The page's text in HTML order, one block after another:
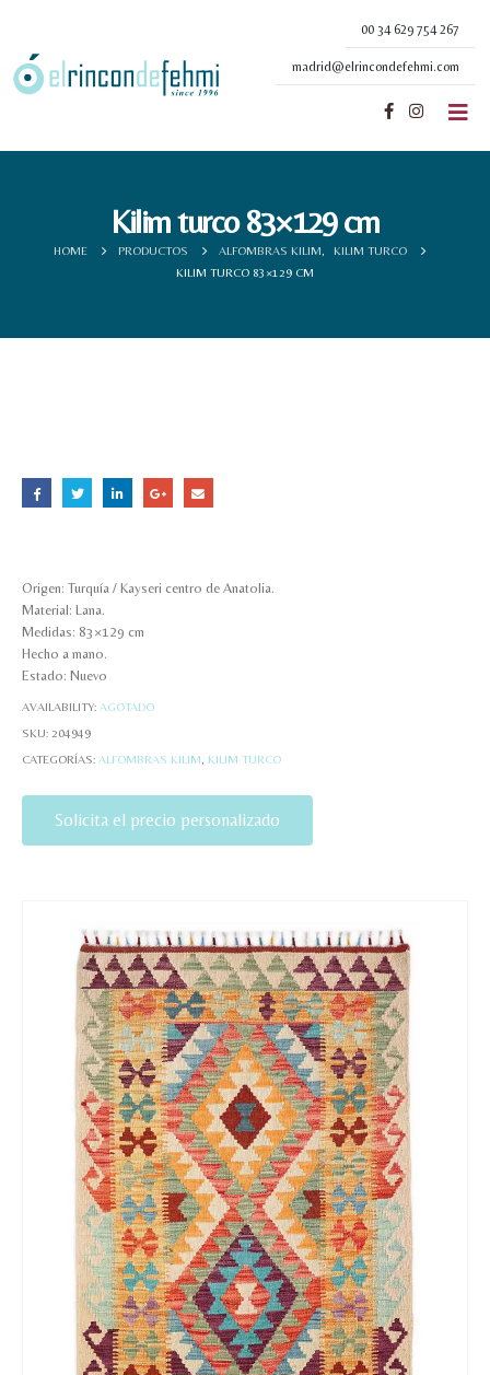
00 34 629 754 267
madrid@elrincondefehmi.com
Kilim turco 83×129 cm
HOME PRODUCTOS ALFOMBRAS KILIM
KILIM TURCO
KILIM TURCO 83×129 CM
Origen: Turquía / Kayseri centro de Anatolia.
Material: Lana.
Medidas: 83×129 cm
Hecho a mano.
Estado: Nuevo
AVAILABILITY: AGOTADO
SKU: 204949
CATEGORÍAS: ALFOMBRAS KILIM KILIM TURCO
Solicita el precio personalizado